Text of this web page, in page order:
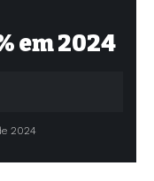
em 2024
2024